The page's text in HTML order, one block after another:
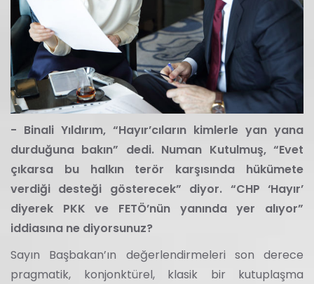
- Binali Yıldırım, “Hayır’cıların kimlerle yan yana
durduğuna bakın” dedi. Numan Kutulmuş, “Evet
çıkarsa bu halkın terör karşısında hükümete
verdiği desteği gösterecek” diyor. “CHP ‘Hayır’
diyerek PKK ve FETÖ’nün yanında yer alıyor”
iddiasına ne diyorsunuz?
Sayın Başbakan’ın değerlendirmeleri son derece
pragmatik, konjonktürel, klasik bir kutuplaşma